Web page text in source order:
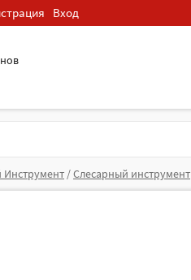
Вход
Инструмент /Слесарный инструмент